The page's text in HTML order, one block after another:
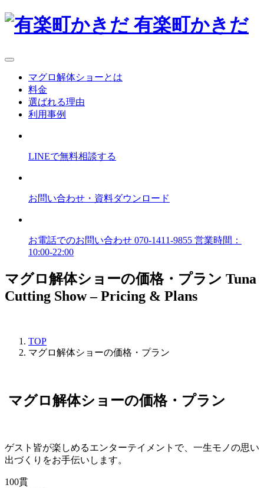
有楽町かきだ
マグロ解体ショーとは
料金
選ばれる理由
利用事例
LINEで無料相談する
お問い合わせ ・資料ダウンロード
お電話でのお問い合わせ 070-1411-9855 営業時間：
10:00-22:00
マグロ解体ショーの価格・プラン Tuna
Cutting Show – Pricing & Plans
TOP
マグロ解体ショーの価格・プラン
マグロ解体ショーの価格・プラン
ゲスト皆が楽しめるエンターテイメントで、一生モノの思い
出づくりをお手伝いします。
100貫